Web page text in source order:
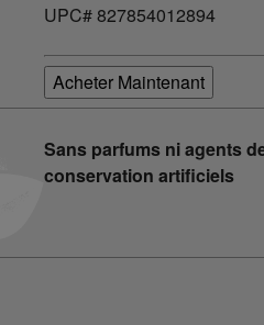
UPC# 827854012894
Acheter Maintenant
Sans parfums ni agents
conservation artificiels